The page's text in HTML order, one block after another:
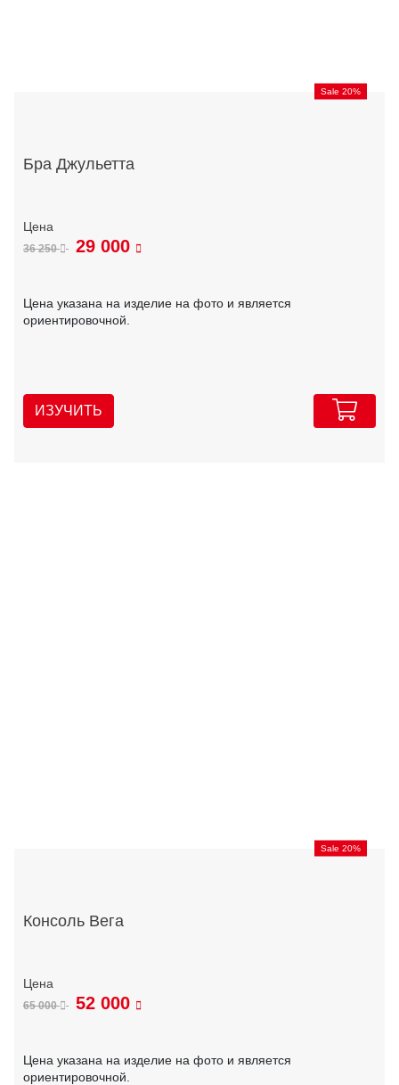
Sale 20%
Бра Джульетта
36 250 29 000
Цена указана на изделие на фото и является
ориентировочной.
ИЗУЧИТЬ
Sale 20%
Консоль Вега
65 000 52 000
Цена указана на изделие на фото и является
ориентировочной.